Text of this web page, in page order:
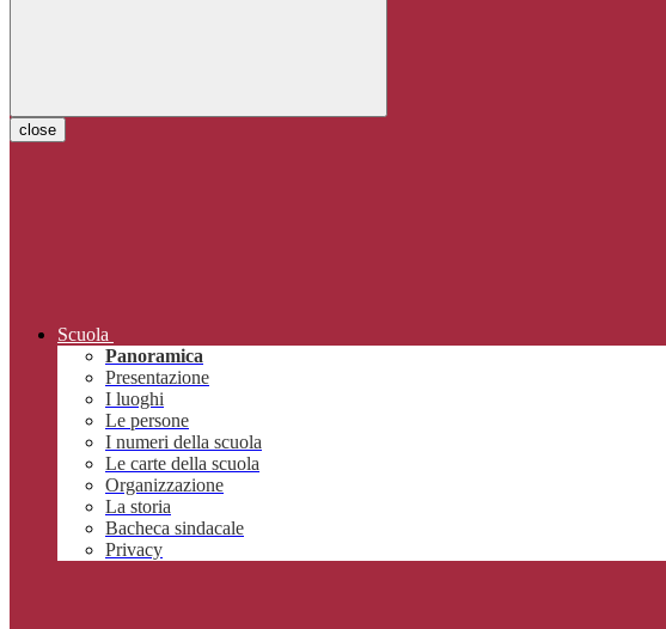
close
Scuola
Panoramica
Presentazione
I luoghi
Le persone
I numeri della scuola
Le carte della scuola
Organizzazione
La storia
Bacheca sindacale
Privacy